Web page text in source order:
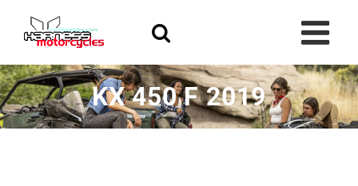
content
KX 450 F 2019